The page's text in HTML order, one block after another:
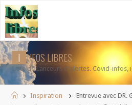
Aller
au
contenu
I NFOSLIBRES
Liste de Lanceurs d'alertes. Covid-infos,
AccueilInspiration
Entrevue avec DR.